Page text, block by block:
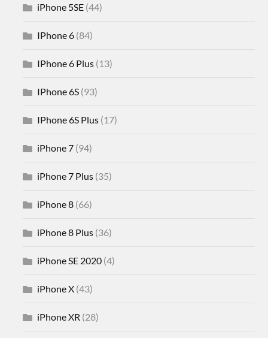
iPhone 5SE (44)
IPhone 6 (84)
IPhone 6 Plus (13)
IPhone 6S (93)
IPhone 6S Plus (17)
iPhone 7 (94)
iPhone 7 Plus (35)
iPhone 8 (66)
iPhone 8 Plus (36)
iPhone SE 2020 (4)
iPhone X (43)
iPhone XR (28)